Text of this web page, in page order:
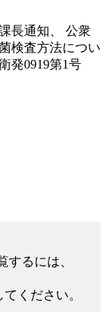
長通知、 公衆
検査方法につい
発0919第1号
するには、
ください。